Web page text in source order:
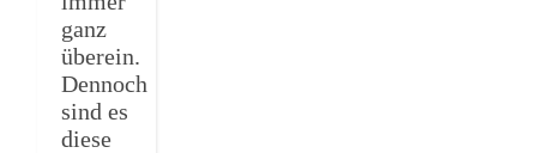
ganz
überein.
Dennoch
sind es
diese